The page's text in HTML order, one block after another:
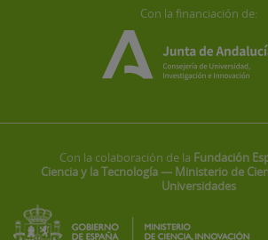
Con la financiación de:
Con la colaboración de la Fundación
Ciencia y la Tecnología — Ministerio de
Universidades